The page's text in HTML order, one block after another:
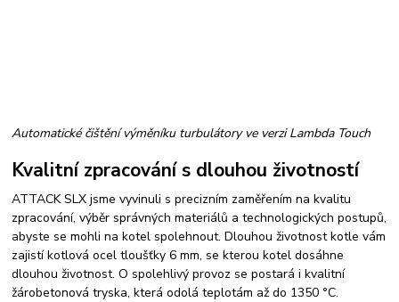
Automatické čištění výměníku turbulátory ve verzi Lambda Touch
Kvalitní zpracování s dlouhou životností
ATTACK SLX jsme vyvinuli s precizním zaměřením na kvalitu
zpracování, výběr správných materiálů a technologických postupů,
abyste se mohli na kotel spolehnout. Dlouhou životnost kotle vám
zajistí kotlová ocel tloušťky 6 mm, se kterou kotel dosáhne
dlouhou životnost. O spolehlivý provoz se postará i kvalitní
žárobetonová tryska, která odolá teplotám až do 1350 °C.